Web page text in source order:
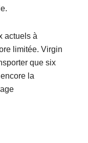
actuels à
limitée. Virgin
que six
la